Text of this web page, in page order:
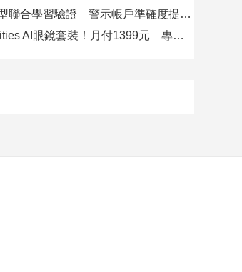
8大銀行攜手完成AI防詐模型聯合學習驗證 警示帳戶準確度提升2倍
台灣大電信獨賣Even Realities AI眼鏡套裝！月付1399元 專案價3990